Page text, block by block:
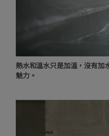
熱水和溫水只是加溫，沒有加
魅力。